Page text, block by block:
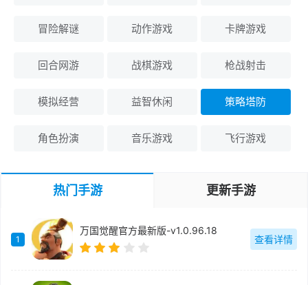
冒险解谜 动作游戏 卡牌游戏
回合网游 战棋游戏 枪战射击
模拟经营 益智休闲 策略塔防
角色扮演 音乐游戏 飞行游戏
热门手游 更新手游
1
万国觉醒官方最新版-v1.0.96.18
查看详情